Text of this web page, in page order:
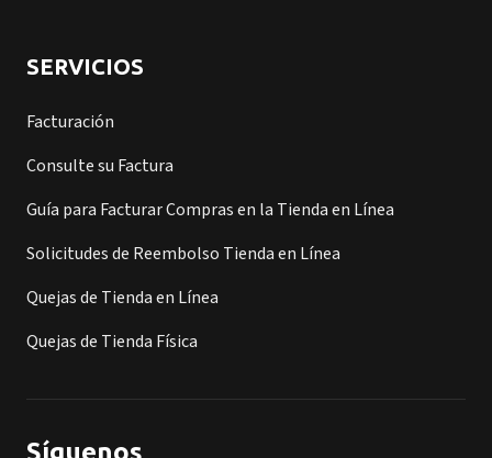
SERVICIOS
Facturación
Consulte su Factura
Guía para Facturar Compras en la Tienda en Línea
Solicitudes de Reembolso Tienda en Línea
Quejas de Tienda en Línea
Quejas de Tienda Física
Síguenos